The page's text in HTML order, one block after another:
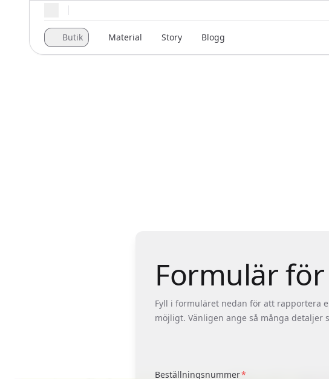
Regionala inställningar
Butik Material Story Blogg
Formulär
Fyll i formuläret nedan för att rapportera
möjligt. Vänligen ange så många detaljer
Beställningsnummer